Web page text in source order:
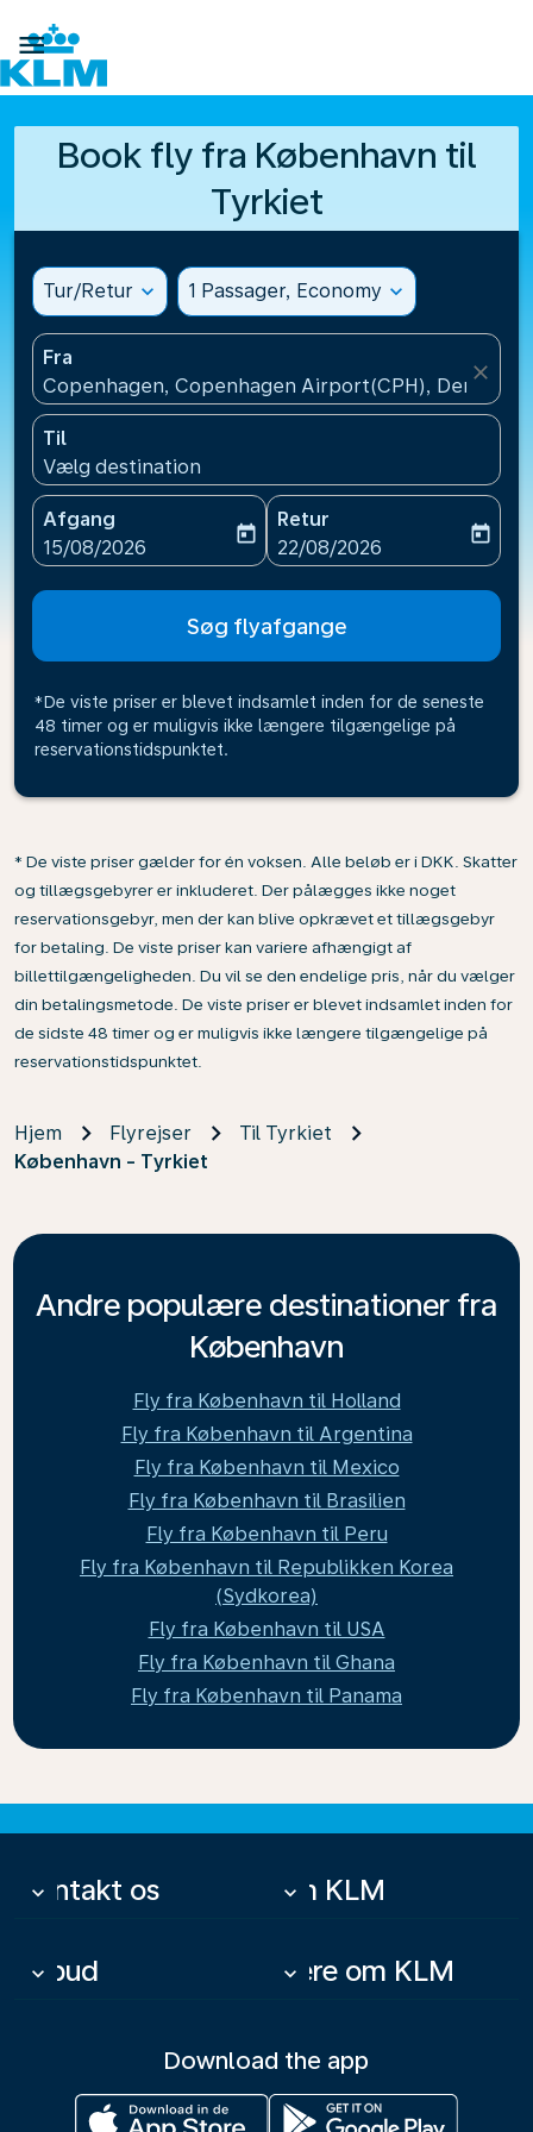

Book fly fra København til
Tyrkiet
Tur/Retur expand_more 1 Passager, Economy expand_more
Fra
Copenhagen, Copenhagen Airport(CPH), Denmark
close
Til
Vælg destination
Afgang
fc-booking-departure-date-aria-label
15/08/2026
today
Retur
fc-booking-return-date-
22/08/2026
today
Søg flyafgange
*De viste priser er blevet indsamlet inden for de seneste
48 timer og er muligvis ikke længere tilgængelige på
reservationstidspunktet.
* De viste priser gælder for én voksen. Alle beløb er i DKK. Skatter
og tillægsgebyrer er inkluderet. Der pålægges ikke noget
reservationsgebyr, men der kan blive opkrævet et tillægsgebyr
for betaling. De viste priser kan variere afhængigt af
billettilgængeligheden. Du vil se den endelige pris, når du vælger
din betalingsmetode. De viste priser er blevet indsamlet inden for
de sidste 48 timer og er muligvis ikke længere tilgængelige på
reservationstidspunktet.
Hjem Flyrejser
Til Tyrkiet
København - Tyrkiet
Andre populære destinationer fra
København
Fly fra København til Holland
Fly fra København til Argentina
Fly fra København til Mexico
Fly fra København til Brasilien
Fly fra København til Peru
Fly fra København til Republikken Korea
(Sydkorea)
Fly fra København til USA
Fly fra København til Ghana
Fly fra København til Panama
Kontakt os
keyboard_arrow_down Om KLM
keyboard_arrow_down
Tilbud
keyboard_arrow_down Mere om KLM
keyboard_arrow_down
Download the app